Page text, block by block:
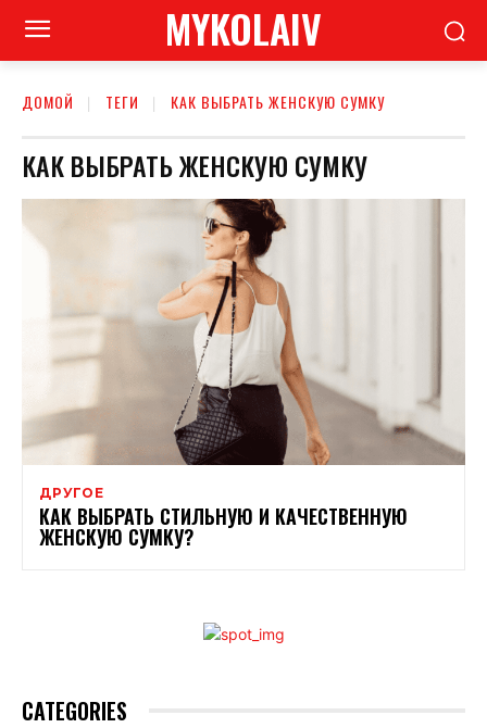
MYKOLAIV
ДОМОЙ ТЕГИ КАК ВЫБРАТЬ ЖЕНСКУЮ СУМКУ
КАК ВЫБРАТЬ ЖЕНСКУЮ СУМКУ
ДРУГОЕ
КАК ВЫБРАТЬ СТИЛЬНУЮ И КАЧЕСТВЕННУЮ
ЖЕНСКУЮ СУМКУ?
CATEGORIES